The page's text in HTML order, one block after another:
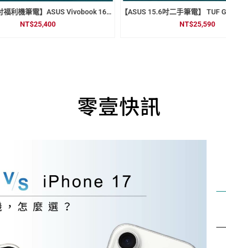
【ASUS 16吋福利機筆電】ASUS Vivobook 16X (K3605)
NT$25,400
NT$25,590
零壹快訊